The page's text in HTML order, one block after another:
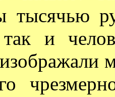
тысячью
так и